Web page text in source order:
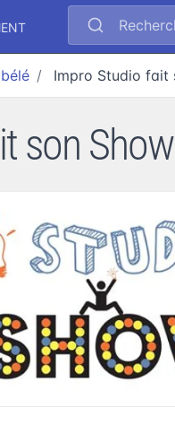
Impro Studio fait
son